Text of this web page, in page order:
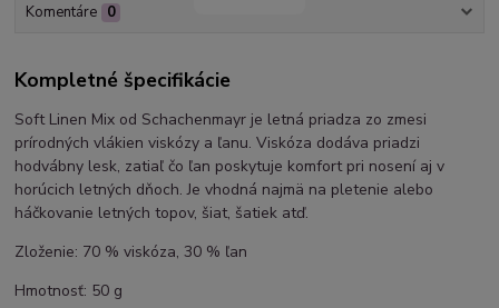
Komentáre 0
Kompletné špecifikácie
Soft Linen Mix od Schachenmayr je letná priadza zo zmesi
prírodných vlákien viskózy a ľanu. Viskóza dodáva priadzi
hodvábny lesk, zatiaľ čo ľan poskytuje komfort pri nosení aj v
horúcich letných dňoch. Je vhodná najmä na pletenie alebo
háčkovanie letných topov, šiat, šatiek atď.
Zloženie: 70 % viskóza, 30 % ľan
Hmotnosť: 50 g